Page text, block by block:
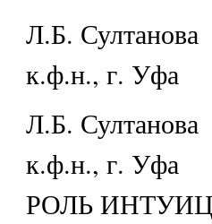
Л.Б. Султанова
к.ф.н., г. Уфа
Л.Б. Султанова
к.ф.н., г. Уфа
РОЛЬ